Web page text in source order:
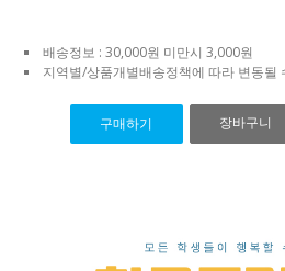
배송정보 : 30,000원 미만시 3,000원
지역별/상품개별배송정책에 따라 변동될
구매하기 장바구니